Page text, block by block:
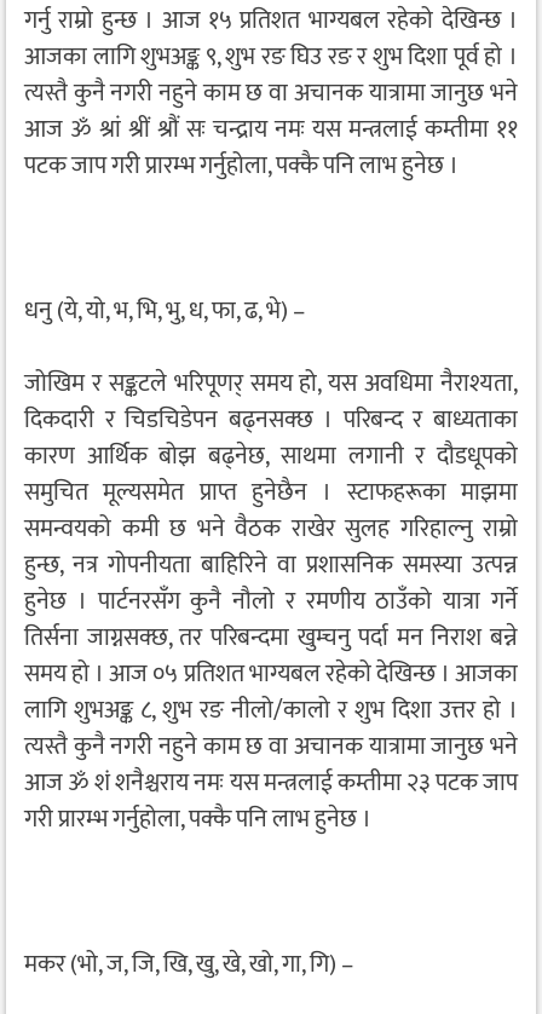
गर्नु राम्रो हुन्छ । आज १५ प्रतिशत भाग्यबल रहेको देखिन्छ ।
आजका लागि शुभअङ्क ९, शुभ रङ घिउ रङ र शुभ दिशा पूर्व हो ।
त्यस्तै कुनै नगरी नहुने काम छ वा अचानक यात्रामा जानुछ भने
आज ॐ श्रां श्रीं श्रौं सः चन्द्राय नमः यस मन्त्रलाई कम्तीमा ११
पटक जाप गरी प्रारम्भ गर्नुहोला, पक्कै पनि लाभ हुनेछ ।
धनु (ये, यो, भ, भि, भु, ध, फा, ढ, भे) –
जोखिम र सङ्कटले भरिपूणर् समय हो, यस अवधिमा नैराश्यता,
दिकदारी र चिडचिडेपन बढ्नसक्छ । परिबन्द र बाध्यताका
कारण आर्थिक बोझ बढ्नेछ, साथमा लगानी र दौडधूपको
समुचित मूल्यसमेत प्राप्त हुनेछैन । स्टाफहरूका माझमा
समन्वयको कमी छ भने वैठक राखेर सुलह गरिहाल्नु राम्रो
हुन्छ, नत्र गोपनीयता बाहिरिने वा प्रशासनिक समस्या उत्पन्न
हुनेछ । पार्टनरसँग कुनै नौलो र रमणीय ठाउँको यात्रा गर्ने
तिर्सना जाग्नसक्छ, तर परिबन्दमा खुम्चनु पर्दा मन निराश बन्ने
समय हो । आज ०५ प्रतिशत भाग्यबल रहेको देखिन्छ । आजका
लागि शुभअङ्क ८, शुभ रङ नीलो/कालो र शुभ दिशा उत्तर हो ।
त्यस्तै कुनै नगरी नहुने काम छ वा अचानक यात्रामा जानुछ भने
आज ॐ शं शनैश्चराय नमः यस मन्त्रलाई कम्तीमा २३ पटक जाप
गरी प्रारम्भ गर्नुहोला, पक्कै पनि लाभ हुनेछ ।
मकर (भो, ज, जि, खि, खु, खे, खो, गा, गि) –